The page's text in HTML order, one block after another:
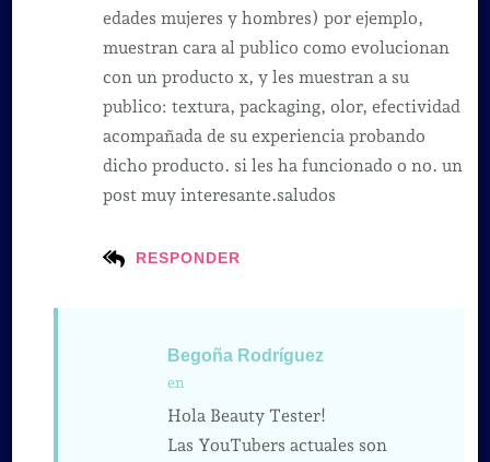
RESPONDER
edades mujeres y hombres) por ejemplo,
muestran cara al publico como evolucionan
con un producto x, y les muestran a su
publico: textura, packaging, olor, efectividad
acompañada de su experiencia probando
dicho producto. si les ha funcionado o no. un
post muy interesante.saludos
Begoña Rodríguez
en
Hola Beauty Tester!
Las YouTubers actuales son